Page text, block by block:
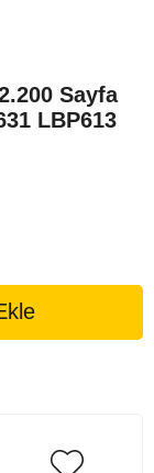
Sayfa
LBP613